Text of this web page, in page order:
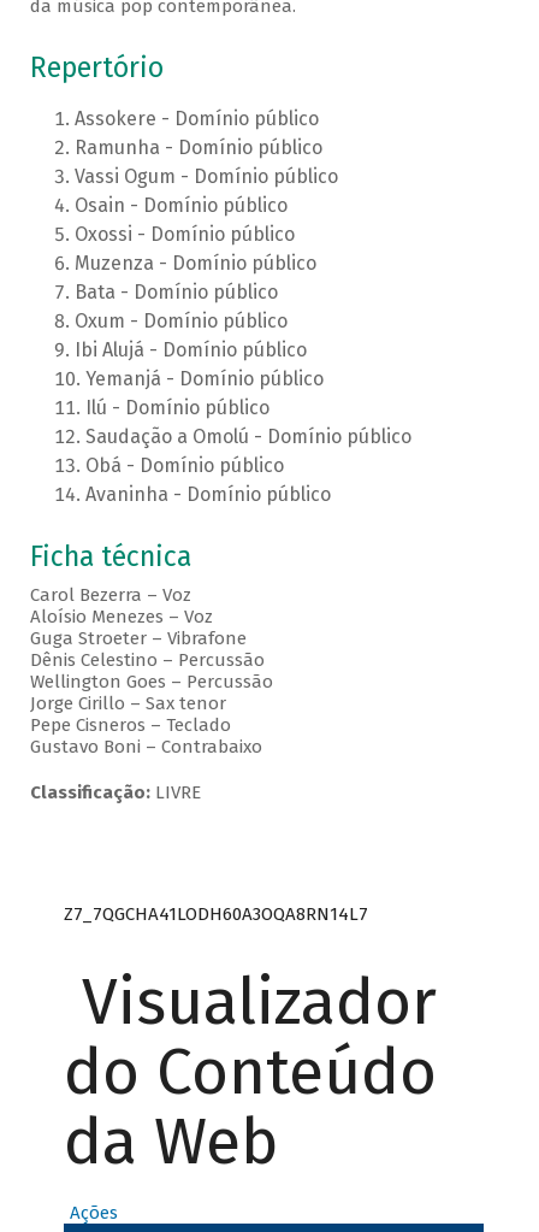
da música pop contemporânea.
Repertório
Assokere - Domínio público
Ramunha - Domínio público
Vassi Ogum - Domínio público
Osain - Domínio público
Oxossi - Domínio público
Muzenza - Domínio público
Bata - Domínio público
Oxum - Domínio público
Ibi Alujá - Domínio público
Yemanjá - Domínio público
Ilú - Domínio público
Saudação a Omolú - Domínio público
Obá - Domínio público
Avaninha - Domínio público
Ficha técnica
Carol Bezerra – Voz
Aloísio Menezes – Voz
Guga Stroeter – Vibrafone
Dênis Celestino – Percussão
Wellington Goes – Percussão
Jorge Cirillo – Sax tenor
Pepe Cisneros – Teclado
Gustavo Boni – Contrabaixo
Classificação:LIVRE
Z7_7QGCHA41LODH60A3OQA8RN14L7
Visualizador
do Conteúdo
da Web
Ações